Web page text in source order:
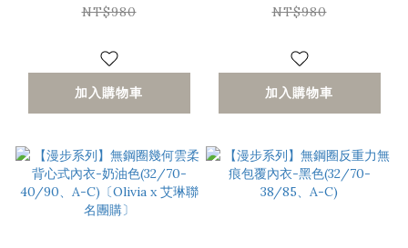
40/90、A-C)
團購〕
NT$980
加入購物車
A-C)〔Olivia x 艾琳
NT$980
加入購物車